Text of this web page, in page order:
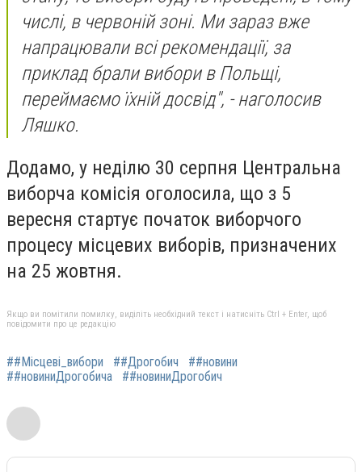
числі, в червоній зоні. Ми зараз вже
напрацювали всі рекомендації, за
приклад брали вибори в Польщі,
переймаємо їхній досвід", - наголосив
Ляшко.
Додамо, у неділю 30 серпня Центральна
виборча комісія оголосила, що з 5
вересня стартує початок виборчого
процесу місцевих виборів, призначених
на 25 жовтня.
Якщо ви помітили помилку, виділіть необхідний текст і натисніть Ctrl + Enter, щоб
повідомити про це редакцію
##Місцеві_вибори ##Дрогобич
##новини
##новиниДрогобича
##новиниДрогобич